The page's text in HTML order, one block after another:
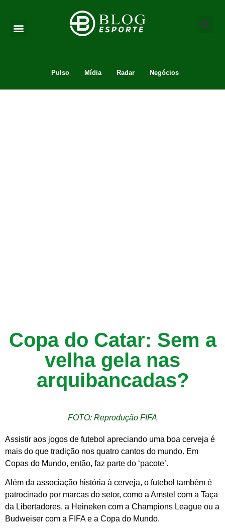
Pulso Mídia Radar Negócios
Copa do Catar: Sem a
velha gela nas
arquibancadas?
FOTO: Reprodução FIFA
Assistir aos jogos de futebol apreciando uma boa cerveja é
mais do que tradição nos quatro cantos do mundo. Em
Copas do Mundo, então, faz parte do ‘pacote’.
Além da associação história à cerveja, o futebol também é
patrocinado por marcas do setor, como a Amstel com a Taça
da Libertadores, a Heineken com a Champions League ou a
Budweiser com a FIFA e a Copa do Mundo.